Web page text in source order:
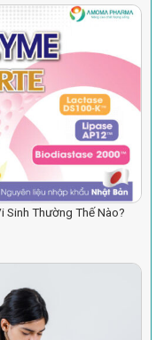
Sinh Thường Thế Nào?